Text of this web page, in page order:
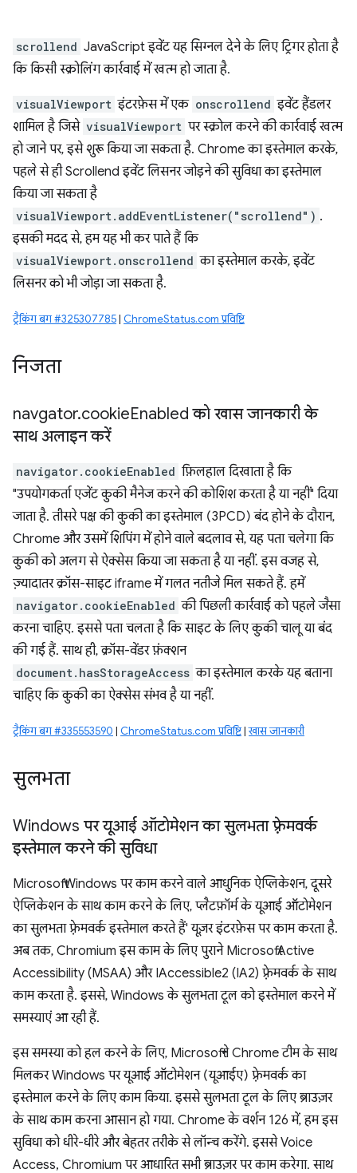
scrollend JavaScript इवेंट यह सिग्नल देने के लिए ट्रिगर होता है
कि किसी स्क्रोलिंग कार्रवाई में खत्म हो जाता है.
visualViewport इंटरफ़ेस में एक onscrollend इवेंट हैंडलर
शामिल है जिसे visualViewport पर स्क्रोल करने की कार्रवाई खत्म
हो जाने पर, इसे शुरू किया जा सकता है. Chrome का इस्तेमाल करके,
पहले से ही Scrollend इवेंट लिसनर जोड़ने की सुविधा का इस्तेमाल
किया जा सकता है
visualViewport.addEventListener("scrollend") .
इसकी मदद से, हम यह भी कर पाते हैं कि
visualViewport.onscrollend का इस्तेमाल करके, इवेंट
लिसनर को भी जोड़ा जा सकता है.
ट्रैकिंग बग #325307785| ChromeStatus.com प्रविष्टि
निजता
navgator.cookieEnabled को खास जानकारी के
साथ अलाइन करें
navigator.cookieEnabled फ़िलहाल दिखाता है कि
"उपयोगकर्ता एजेंट कुकी मैनेज करने की कोशिश करता है या नहीं" दिया
जाता है. तीसरे पक्ष की कुकी का इस्तेमाल (3PCD) बंद होने के दौरान,
Chrome और उसमें शिपिंग में होने वाले बदलाव से, यह पता चलेगा कि
कुकी को अलग से ऐक्सेस किया जा सकता है या नहीं. इस वजह से,
ज़्यादातर क्रॉस-साइट iframe में गलत नतीजे मिल सकते हैं. हमें
navigator.cookieEnabled की पिछली कार्रवाई को पहले जैसा
करना चाहिए. इससे पता चलता है कि साइट के लिए कुकी चालू या बंद
की गई हैं. साथ ही, क्रॉस-वेंडर फ़ंक्शन
document.hasStorageAccess का इस्तेमाल करके यह बताना
चाहिए कि कुकी का ऐक्सेस संभव है या नहीं.
ट्रैकिंग बग #335553590 | ChromeStatus.com प्रविष्टि|खास जानकारी
सुलभता
Windows पर यूआई ऑटोमेशन का सुलभता फ़्रेमवर्क
इस्तेमाल करने की सुविधा
Microsoft Windows पर काम करने वाले आधुनिक ऐप्लिकेशन, दूसरे
ऐप्लिकेशन के साथ काम करने के लिए, प्लैटफ़ॉर्म के यूआई ऑटोमेशन
का सुलभता फ़्रेमवर्क इस्तेमाल करते हैं' यूज़र इंटरफ़ेस पर काम करता है.
अब तक, Chromium इस काम के लिए पुराने Microsoft Active
Accessibility (MSAA) और IAccessible2 (IA2) फ़्रेमवर्क के साथ
काम करता है. इससे, Windows के सुलभता टूल को इस्तेमाल करने में
समस्याएं आ रही हैं.
इस समस्या को हल करने के लिए, Microsoft ने Chrome टीम के साथ
मिलकर Windows पर यूआई ऑटोमेशन (यूआईए) फ़्रेमवर्क का
इस्तेमाल करने के लिए काम किया. इससे सुलभता टूल के लिए ब्राउज़र
के साथ काम करना आसान हो गया. Chrome के वर्शन 126 में, हम इस
सुविधा को धीरे-धीरे और बेहतर तरीके से लॉन्च करेंगे. इससे Voice
Access, Chromium पर आधारित सभी ब्राउज़र पर काम करेगा. साथ